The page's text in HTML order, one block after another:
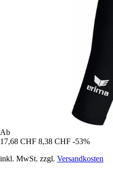
Ab
17,68 CHF 8,38 CHF -53%
inkl. MwSt. zzgl. Versandkosten